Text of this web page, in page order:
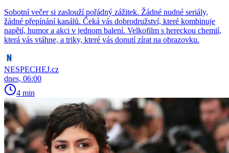
Sobotní večer si zaslouží pořádný zážitek. Žádné nudné seriály,
žádné přepínání kanálů. Čeká vás dobrodružství, které kombinuje
napětí, humor a akci v jednom balení. Velkofilm s hereckou chemií,
která vás vtáhne, a triky, které vás donutí zírat na obrazovku.
NESPECHEJ.cz
dnes, 06:00
4 min